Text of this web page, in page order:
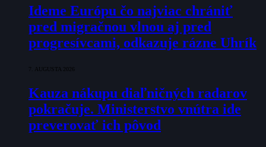
Ideme Európu čo najviac chrániť
pred migračnou vlnou aj pred
progresívcami, odkazuje rázne Uhrík
7. AUGUSTA 2026
Kauza nákupu diaľničných radarov
pokračuje. Ministerstvo vnútra ide
preverovať ich pôvod